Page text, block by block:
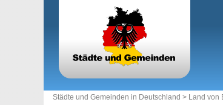
Städte und Gemeinden in Deutschland > Land von